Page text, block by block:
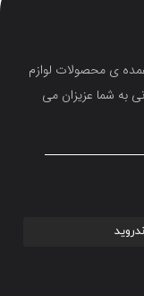
ی محصولات لوازم
به شما عزیزان می